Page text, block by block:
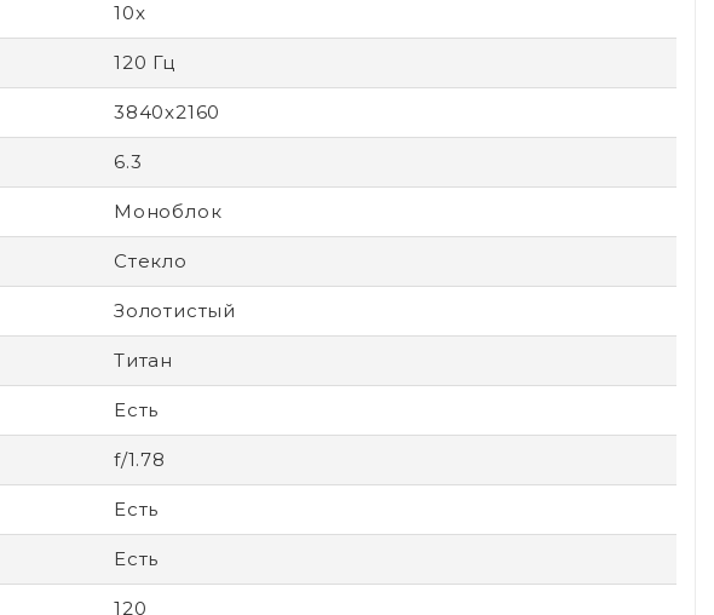
10x
120 Гц
3840x2160
6.3
Моноблок
Стекло
Золотистый
Титан
Есть
f/1.78
Есть
Есть
120